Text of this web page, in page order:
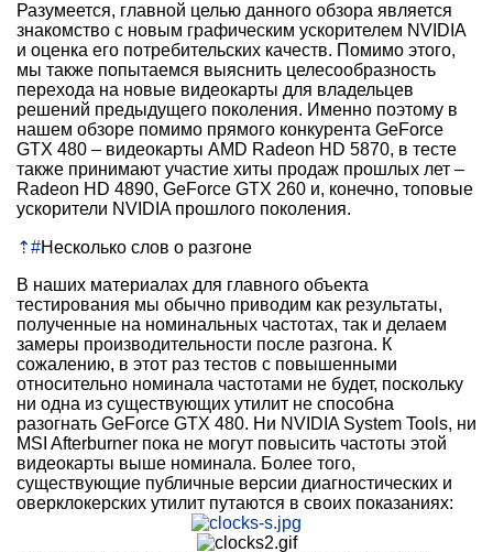
Разумеется, главной целью данного обзора является
знакомство с новым графическим ускорителем NVIDIA
и оценка его потребительских качеств. Помимо этого,
мы также попытаемся выяснить целесообразность
перехода на новые видеокарты для владельцев
решений предыдущего поколения. Именно поэтому в
нашем обзоре помимо прямого конкурента GeForce
GTX 480 – видеокарты AMD Radeon HD 5870, в тесте
также принимают участие хиты продаж прошлых лет –
Radeon HD 4890, GeForce GTX 260 и, конечно, топовые
ускорители NVIDIA прошлого поколения.
⇡#Несколько слов о разгоне
В наших материалах для главного объекта
тестирования мы обычно приводим как результаты,
полученные на номинальных частотах, так и делаем
замеры производительности после разгона. К
сожалению, в этот раз тестов с повышенными
относительно номинала частотами не будет, поскольку
ни одна из существующих утилит не способна
разогнать GeForce GTX 480. Ни NVIDIA System Tools, ни
MSI Afterburner пока не могут повысить частоты этой
видеокарты выше номинала. Более того,
существующие публичные версии диагностических и
оверклокерских утилит путаются в своих показаниях: